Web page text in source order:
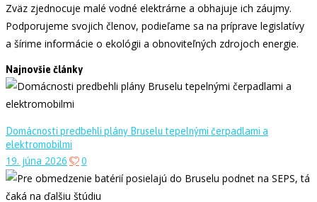
Zväz zjednocuje malé vodné elektrárne a obhajuje ich záujmy.
Podporujeme svojich členov, podieľame sa na príprave legislatívy
a šírime informácie o ekológii a obnoviteľných zdrojoch energie.
Najnovšie články
Domácnosti predbehli plány Bruselu tepelnými čerpadlami a
elektromobilmi
19. júna 2026 0